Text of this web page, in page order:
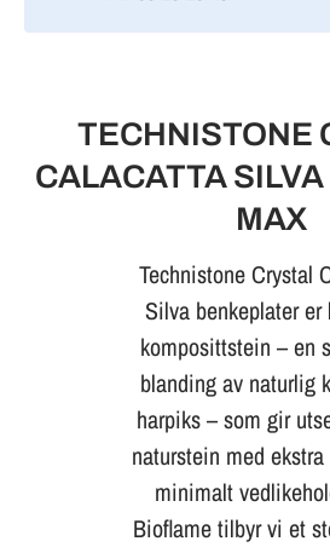
TECHNISTONE
CALACATTA
MAX
Technistone Crystal
Silva benkeplater er
komposittstein – en
blanding av naturlig
harpiks – som gir
naturstein med
minimalt
Bioflame tilbyr vi et